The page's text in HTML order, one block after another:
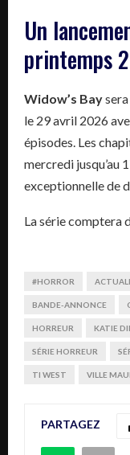
Un
printemps
Widow’s Bay
le 29 avril 2026
épisodes. Les
mercredi jusqu’au
exceptionnelle de
La série comptera
#HORROR
BANDE-ANNONCE
HORREUR KATIE
SÉRIE HORREUR
TI WEST VILLE
PARTAGEZ